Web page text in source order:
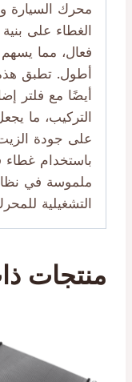
محرك السيارة
الغطاء على
فعال، مما
أطول. تطبق
أيضًا مع فلتر
التركيب، ما
على جودة
باستخدام غطاء
ملموسة في
التشغيلية
منتجات